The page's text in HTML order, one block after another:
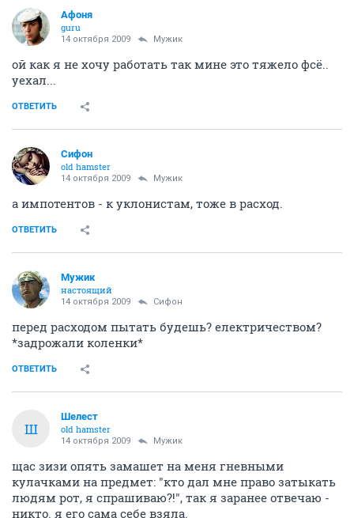
Aфоня
guru
14 октября 2009 Мужик
ой как я не хочу работать так мине это тяжело фсё..
уехал...
ОТВЕТИТЬ
Сифон
old hamster
14 октября 2009 Мужик
а импотентов - к уклонистам, тоже в расход.
ОТВЕТИТЬ
Мужик
настоящий
14 октября 2009 Сифон
перед расходом пытать будешь? електричеством?
*задрожали коленки*
ОТВЕТИТЬ
Ш
Шелест
old hamster
14 октября 2009 Мужик
щас зизи опять замашет на меня гневными
кулачками на предмет: "кто дал мне право затыкать
людям рот, я спрашиваю?!", так я заранее отвечаю -
никто. я его сама себе взяла.